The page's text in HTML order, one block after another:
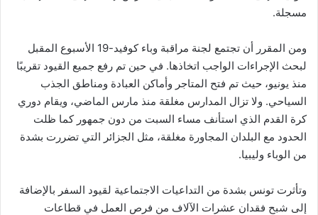
مسجلة.
ومن المقرر أن تجتمع لجنة مراقبة وباء كوفيد-19 الأسبوع المقبل
لبحث الإجراءات الواجب اتخاذها. في حين تم رفع جميع القيود تقريبًا
منذ يونيو، حيث تم فتح المتاجر وأماكن العبادة ومناطق الجذب
السياحي. ولا تزال المدارس مغلقة منذ مارس الماضي، ويقام دوري
كرة القدم الذي استأنف مساء السبت من دون جمهور كما ظلت
الحدود مع البلدان المجاورة مغلقة، مثل الجزائر التي تضررت بشدة
من الوباء وليبيا.
وتأثرت تونس بشدة من التداعيات الاجتماعية لقيود السفر بالإضافة
إلى شبح فقدان عشرات الآلاف من فرص العمل في قطاعات